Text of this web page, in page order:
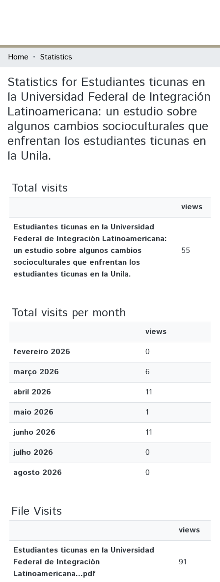
Communities & Collections
All of DSpace
Home Statistics
Statistics for Estudiantes ticunas en
la Universidad Federal de Integración
Latinoamericana: un estudio sobre
algunos cambios socioculturales que
enfrentan los estudiantes ticunas en
la Unila.
Total visits
views
Estudiantes ticunas en la Universidad
Federal de Integración Latinoamericana:
un estudio sobre algunos cambios
socioculturales que enfrentan los
estudiantes ticunas en la Unila.
55
Total visits per month
views
fevereiro 2026
0
março 2026
6
abril 2026
11
maio 2026
1
junho 2026
11
julho 2026
0
agosto 2026
0
File Visits
views
Estudiantes ticunas en la Universidad
Federal de Integración
Latinoamericana...pdf
91